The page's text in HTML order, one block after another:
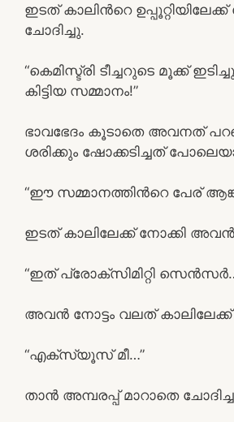
ഇടത് കാലിന്‍റെ
ചോദിച്ചു.
“കെമിസ്ട്രി ടീച്ചറുടെ മൂക്ക്
കിട്ടിയ സമ്മാനം!”
ഭാവഭേദം കൂടാതെ അവനത്
ശരിക്കും ഷോക്കടിച്ചത്
“ഈ സമ്മാനത്തിന്‍റെ പേര്
ഇടത് കാലിലേക്ക് നോക്കി
“ഇത് പ്രോക്സിമിറ്റി
അവന്‍ നോട്ടം വലത് കാലിലേക്ക്
“എക്സ്യൂസ് മീ…”
താന്‍ അമ്പരപ്പ് മാറാതെ